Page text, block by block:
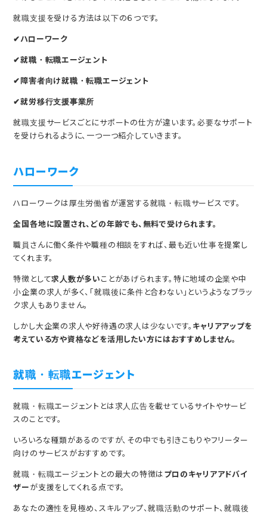
就職支援を受ける方法は以下の６つです。
✔ハローワーク
✔就職・転職エージェント
✔障害者向け就職・転職エージェント
✔就労移行支援事業所
就職支援サービスごとにサポートの仕方が違います。必要なサポート
を受けられるように、一つ一つ紹介していきます。
ハローワーク
ハローワークは厚生労働省が運営する就職・転職サービスです。
全国各地に設置され、どの年齢でも、無料で受けられます。
職員さんに働く条件や職種の相談をすれば、最も近い仕事を提案し
てくれます。
特徴として求人数が多い ことがあげられます。特に地域の企業や中
小企業の求人が多く、「就職後に条件と合わない」というようなブラッ
ク求人もありません。
しかし大企業の求人や好待遇の求人は少ないです。 キャリアアップを
考えている方や資格などを活用したい方にはおすすめしません。
就職・転職エージェント
就職・転職エージェントとは求人広告を載せているサイトやサービ
スのことです。
いろいろな種類があるのですが、その中でも引きこもりやフリーター
向けのサービスがおすすめです。
就職・転職エージェントとの最大の特徴は プロのキャリアアドバイ
ザー が支援をしてくれる点です。
あなたの適性を見極め、スキルアップ、就職活動のサポート、就職後